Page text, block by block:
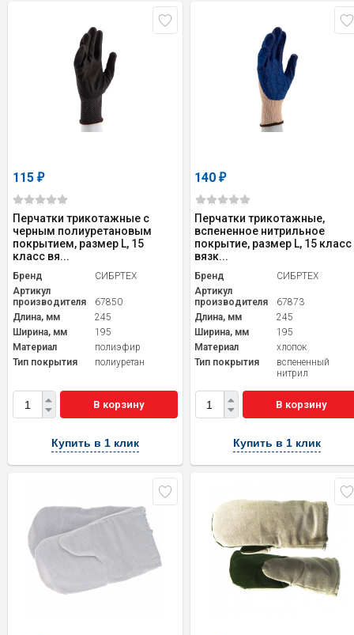
115 ₽
Перчатки трикотажные с
черным полиуретановым
покрытием, размер L, 15
класс вя...
Бренд
СИБРТЕХ
Артикул
производителя
67850
Длина, мм
245
Ширина, мм
195
Материал
полиэфир
Тип покрытия
полиуретан
В корзину
Купить в 1 клик
140₽
Перчатки трикотажные,
вспененное нитрильное
покрытие, размер L, 15 класс
вязк...
Бренд
СИБРТЕХ
Артикул
производителя
67873
Длина, мм
245
Ширина, мм
195
Материал
хлопок
Тип покрытия
вспененный
нитрил
В корзину
Купить в 1 клик